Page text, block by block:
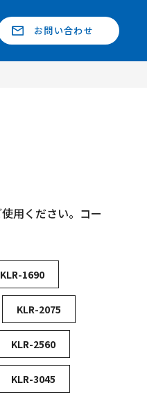
お問い合わせ
用ください。コー
KLR-1690
KLR-2075
KLR-2560
KLR-3045